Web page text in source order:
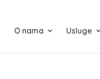
O nama Usluge